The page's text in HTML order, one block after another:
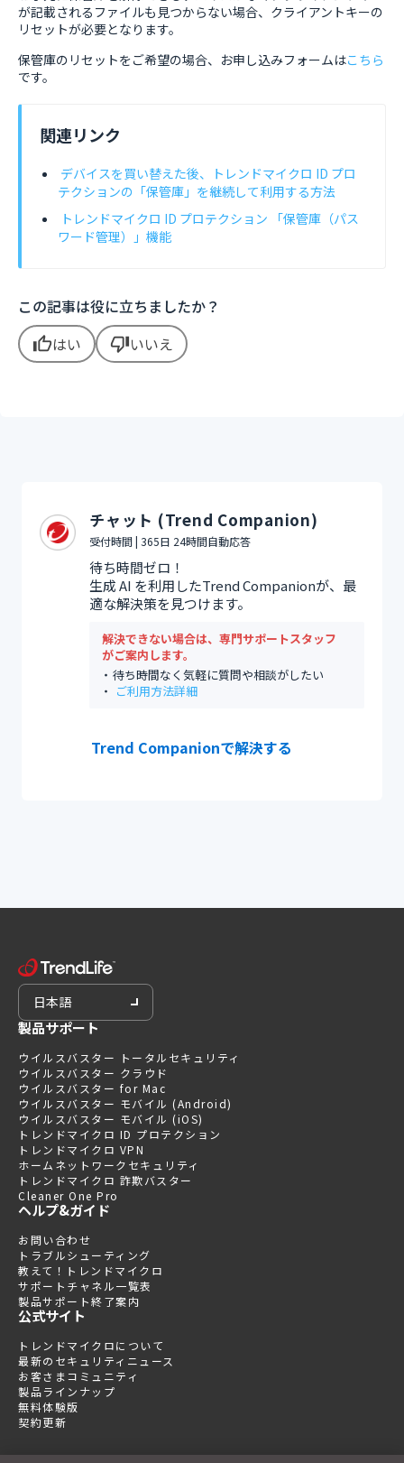
が記載されるファイルも見つからない場合、クライアントキーの
リセットが必要となります。
保管庫のリセットをご希望の場合、お申し込みフォームはこちら
です。
関連リンク
デバイスを買い替えた後、トレンドマイクロ ID プロ
テクションの「保管庫」を継続して利用する方法
トレンドマイクロ ID プロテクション 「保管庫（パス
ワード管理）」機能
この記事は役に立ちましたか？
thumb_upはい thumb_downいいえ
チャット (Trend Companion)
受付時間 | 365日 24時間自動応答
待ち時間ゼロ！
生成 AI を利用したTrend Companionが、最
適な解決策を見つけます。
解決できない場合は、専門サポートスタッフ
がご案内します。
待ち時間なく気軽に質問や相談がしたい
ご利用方法詳細
Trend Companionで解決する
日本語
製品サポート
ウイルスバスター トータルセキュリティ
ウイルスバスター クラウド
ウイルスバスター for Mac
ウイルスバスター モバイル (Android)
ウイルスバスター モバイル (iOS)
トレンドマイクロ ID プロテクション
トレンドマイクロ VPN
ホームネットワークセキュリティ
トレンドマイクロ 詐欺バスター
Cleaner One Pro
ヘルプ&ガイド
お問い合わせ
トラブルシューティング
教えて！トレンドマイクロ
サポートチャネル一覧表
製品サポート終了案内
公式サイト
トレンドマイクロについて
最新のセキュリティニュース
お客さまコミュニティ
製品ラインナップ
無料体験版
契約更新